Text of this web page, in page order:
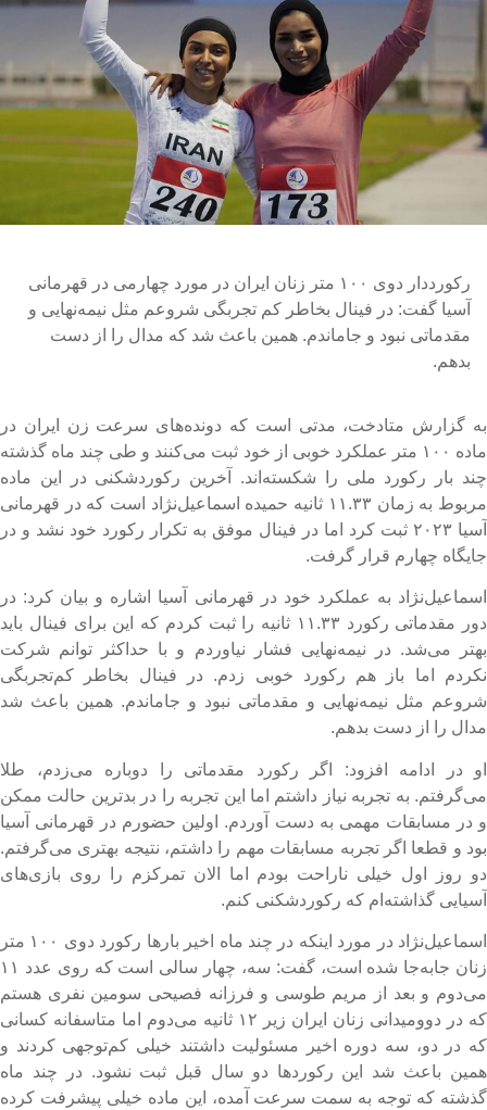
رکورددار دوی ۱۰۰ متر زنان ایران در مورد چهارمی در قهرمانی
آسیا گفت: در فینال بخاطر کم تجربگی شروعم مثل نیمه‌نهایی و
مقدماتی نبود و جاماندم. همین باعث شد که مدال را از دست
بدهم.
گزارش متادخت، مدتی‌ است که دونده‌های سرعت زن ایران در
ماده ۱۰۰ متر عملکرد خوبی از خود ثبت می‌کنند و طی چند ماه گذشته
بار رکورد ملی را شکسته‌اند. آخرین رکوردشکنی در این ماده
مربوط به زمان ۱۱.۳۳ ثانیه حمیده اسماعیل‌نژاد است که در قهرمانی
آسیا ۲۰۲۳ ثبت کرد اما در فینال موفق به تکرار رکورد خود نشد و در
چهارم قرار گرفت.
به عملکرد خود در قهرمانی آسیا اشاره و بیان کرد: در
دور مقدماتی رکورد ۱۱.۳۳ ثانیه را ثبت کردم که این برای فینال باید
می‌شد. در نیمه‌نهایی فشار نیاوردم و با حداکثر توانم شرکت
اما باز هم رکورد خوبی زدم. در فینال بخاطر کم‌تجربگی
مثل نیمه‌نهایی و مقدماتی نبود و جاماندم. همین باعث شد
را از دست بدهم.
در ادامه افزود: اگر رکورد مقدماتی را دوباره می‌زدم، طلا
به تجربه نیاز داشتم اما این تجربه را در بدترین حالت ممکن
در مسابقات مهمی به دست آوردم. اولین حضورم در قهرمانی آسیا
و قطعا اگر تجربه مسابقات مهم را داشتم، نتیجه بهتری می‌گرفتم.
روز اول خیلی ناراحت بودم اما الان تمرکزم را روی بازی‌های
گذاشته‌ام که رکوردشکنی کنم.
اسماعیل‌نژاد در مورد اینکه در چند ماه اخیر بارها رکورد دوی ۱۰۰ متر
زنان جابه‌جا شده است، گفت: سه، چهار سالی است که روی عدد ۱۱
و بعد از مریم طوسی و فرزانه فصیحی سومین نفری هستم
که در دوومیدانی زنان ایران زیر ۱۲ ثانیه می‌دوم اما متاسفانه کسانی
در دو، سه دوره اخیر مسئولیت داشتند خیلی کم‌توجهی کردند و
باعث شد این رکوردها دو سال قبل ثبت نشود. در چند ماه
که توجه به سمت سرعت آمده، این ماده خیلی پیشرفت کرده